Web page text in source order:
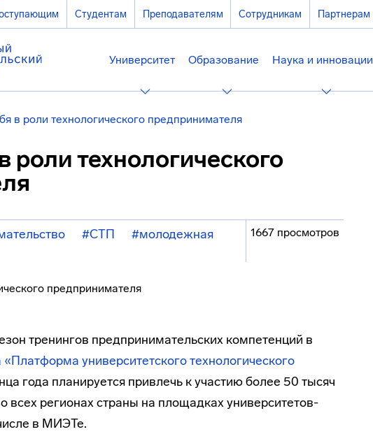
Студентам Преподавателям Сотрудникам Партнерам
Университет Образование Наука и инновации
в роли технологического предпринимателя
роли технологического
#СТП
#молодежная
1667 просмотров
тренингов предпринимательских компетенций в
университетского технологического
года планируется привлечь к участию более 50 тысяч
всех регионах страны на площадках университетов-
в МИЭТе.